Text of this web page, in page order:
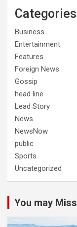
Categories
Business
Entertainment
Features
Foreign News
Gossip
head line
Lead Story
News
NewsNow
public
Sports
Uncategorized
You may